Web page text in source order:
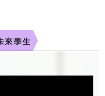
來學生